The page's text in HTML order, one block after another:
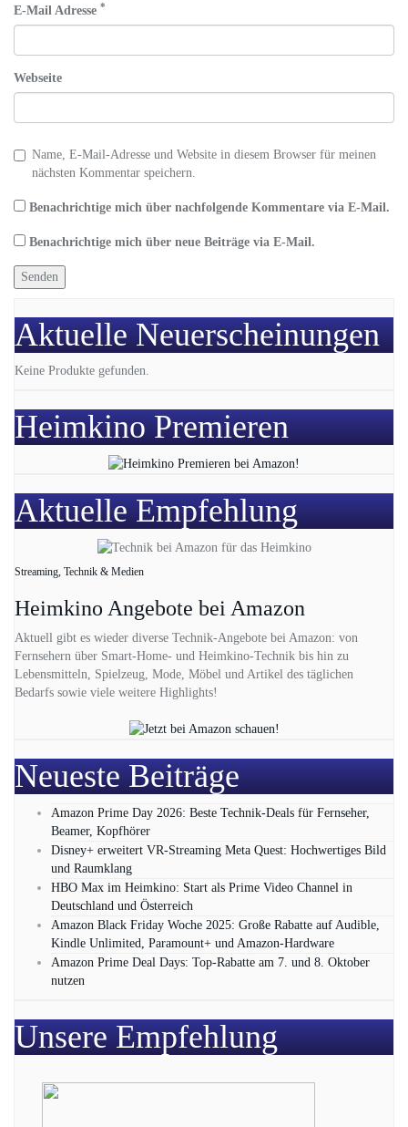
E-Mail Adresse *
Webseite
Name, E-Mail-Adresse und Website in diesem Browser für meinen
nächsten Kommentar speichern.
Benachrichtige mich über nachfolgende Kommentare via E-Mail.
Benachrichtige mich über neue Beiträge via E-Mail.
Aktuelle Neuerscheinungen
Keine Produkte gefunden.
Heimkino Premieren
Aktuelle Empfehlung
Streaming, Technik & Medien
Heimkino Angebote bei Amazon
Aktuell gibt es wieder diverse Technik-Angebote bei Amazon: von
Fernsehern über Smart-Home- und Heimkino-Technik bis hin zu
Lebensmitteln, Spielzeug, Mode, Möbel und Artikel des täglichen
Bedarfs sowie viele weitere Highlights!
Neueste Beiträge
Amazon Prime Day 2026: Beste Technik-Deals für Fernseher,
Beamer, Kopfhörer
Disney+ erweitert VR‑Streaming Meta Quest: Hochwertiges Bild
und Raumklang
HBO Max im Heimkino: Start als Prime Video Channel in
Deutschland und Österreich
Amazon Black Friday Woche 2025: Große Rabatte auf Audible,
Kindle Unlimited, Paramount+ und Amazon‑Hardware
Amazon Prime Deal Days: Top-Rabatte am 7. und 8. Oktober
nutzen
Unsere Empfehlung